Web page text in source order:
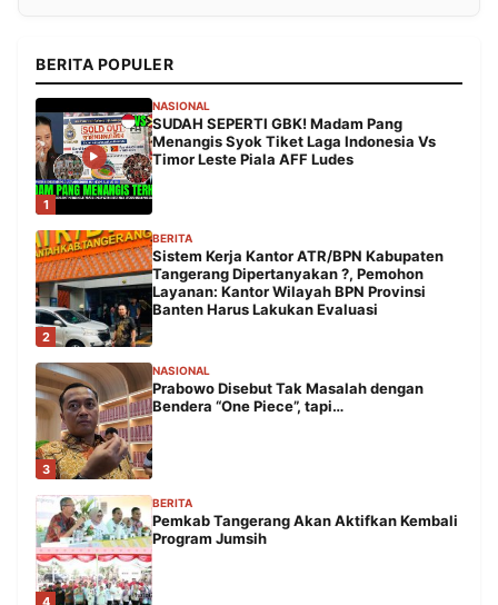
BERITA POPULER
1
NASIONAL
SUDAH SEPERTI GBK! Madam Pang
Menangis Syok Tiket Laga Indonesia Vs
Timor Leste Piala AFF Ludes
2
BERITA
Sistem Kerja Kantor ATR/BPN Kabupaten
Tangerang Dipertanyakan ?, Pemohon
Layanan: Kantor Wilayah BPN Provinsi
Banten Harus Lakukan Evaluasi
3
NASIONAL
Prabowo Disebut Tak Masalah dengan
Bendera “One Piece”, tapi…
4
BERITA
Pemkab Tangerang Akan Aktifkan Kembali
Program Jumsih